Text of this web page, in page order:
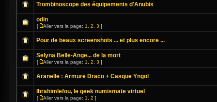
Trombinoscope des équipements d'Anubis
odin
[ Aller vers la page: 1 2 3 ]
Pour de beaux screenshots ... et plus encore ...
Selyna Belle-Ange... de la mort
[ Aller vers la page: 1 2 3 ]
Aranelle : Armure Draco + Casque Yngol
Ibrahimlefou, le geek numismate virtuel
[ Aller vers la page: 1 2 ]